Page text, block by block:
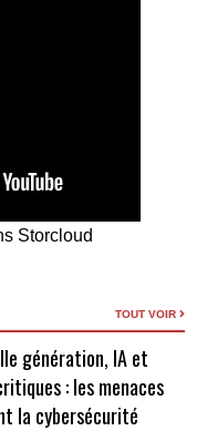
Storcloud
TOUT VOIR
génération, IA et
: les menaces
la cybersécurité